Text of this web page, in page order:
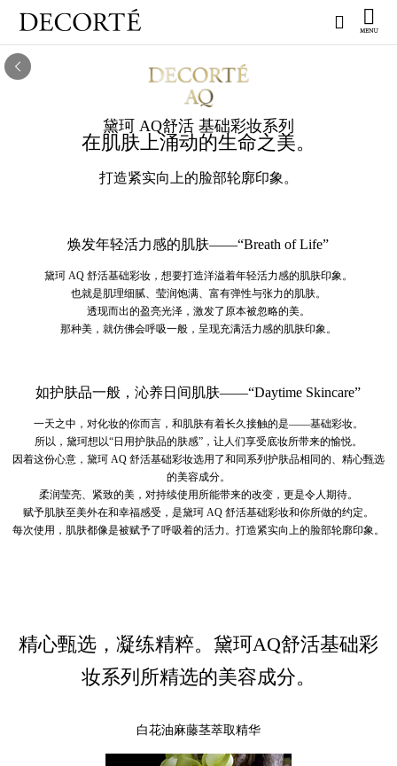
黛珂 AQ舒活 基础彩妆系列
在肌肤上涌动的生命之美。
打造紧实向上的脸部轮廓印象。
焕发年轻活力感的肌肤——“Breath of Life”
黛珂 AQ 舒活基础彩妆，想要打造洋溢着年轻活力感的肌肤印象。
也就是肌理细腻、莹润饱满、富有弹性与张力的肌肤。
透现而出的盈亮光泽，激发了原本被忽略的美。
那种美，就仿佛会呼吸一般，呈现充满活力感的肌肤印象。
如护肤品一般，沁养日间肌肤——“Daytime Skincare”
一天之中，对化妆的你而言，和肌肤有着长久接触的是——基础彩妆。
所以，黛珂想以“日用护肤品的肤感”，让人们享受底妆所带来的愉悦。
因着这份心意，黛珂 AQ 舒活基础彩妆选用了和同系列护肤品相同的、精心甄选
的美容成分。
柔润莹亮、紧致的美，对持续使用所能带来的改变，更是令人期待。
赋予肌肤至美外在和幸福感受，是黛珂 AQ 舒活基础彩妆和你所做的约定。
每次使用，肌肤都像是被赋予了呼吸着的活力。打造紧实向上的脸部轮廓印象。
精心甄选，凝练精粹。黛珂AQ舒活基础彩
妆系列所精选的美容成分。
白花油麻藤茎萃取精华